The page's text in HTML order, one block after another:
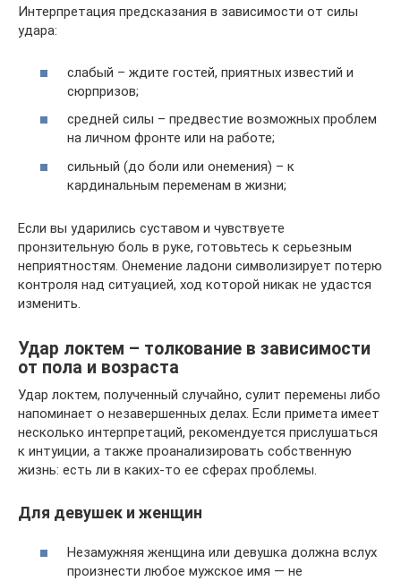
Интерпретация предсказания в зависимости от силы
удара:
слабый – ждите гостей, приятных известий и
сюрпризов;
средней силы – предвестие возможных проблем
на личном фронте или на работе;
сильный (до боли или онемения) – к
кардинальным переменам в жизни;
Если вы ударились суставом и чувствуете
пронзительную боль в руке, готовьтесь к серьезным
неприятностям. Онемение ладони символизирует потерю
контроля над ситуацией, ход которой никак не удастся
изменить.
Удар локтем – толкование в зависимости
от пола и возраста
Удар локтем, полученный случайно, сулит перемены либо
напоминает о незавершенных делах. Если примета имеет
несколько интерпретаций, рекомендуется прислушаться
к интуиции, а также проанализировать собственную
жизнь: есть ли в каких-то ее сферах проблемы.
Для девушек и женщин
Незамужняя женщина или девушка должна вслух
произнести любое мужское имя — не